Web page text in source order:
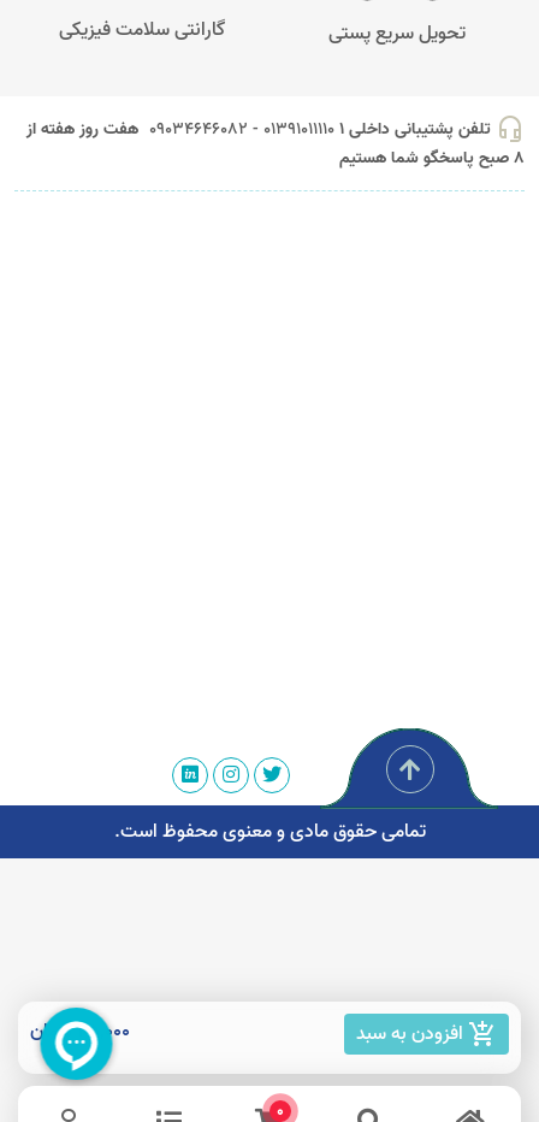
add_shopping_cart افزودن به سبد 25,000 تومان
تحویل سریع پستی گارانتی سلامت فیزیکی
headset_mic تلفن پشتیبانی داخلی 1 01391011110 - 09034646082
هفت روز هفته از
8 صبح پاسخگو شما هستیم
تمامی حقوق مادی و معنوی محفوظ است.
0